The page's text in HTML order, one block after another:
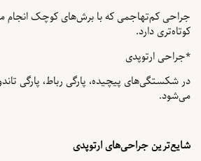
جراحی کم‌تهاجمی که با برش‌های کوچک انجام
کوتاه‌تری دارد.
*جراحی ارتوپدی
در شکستگی‌های پیچیده، پارگی رباط، پارگی
می‌شود.
شایع‌ترین جراحی‌های ارتوپدی